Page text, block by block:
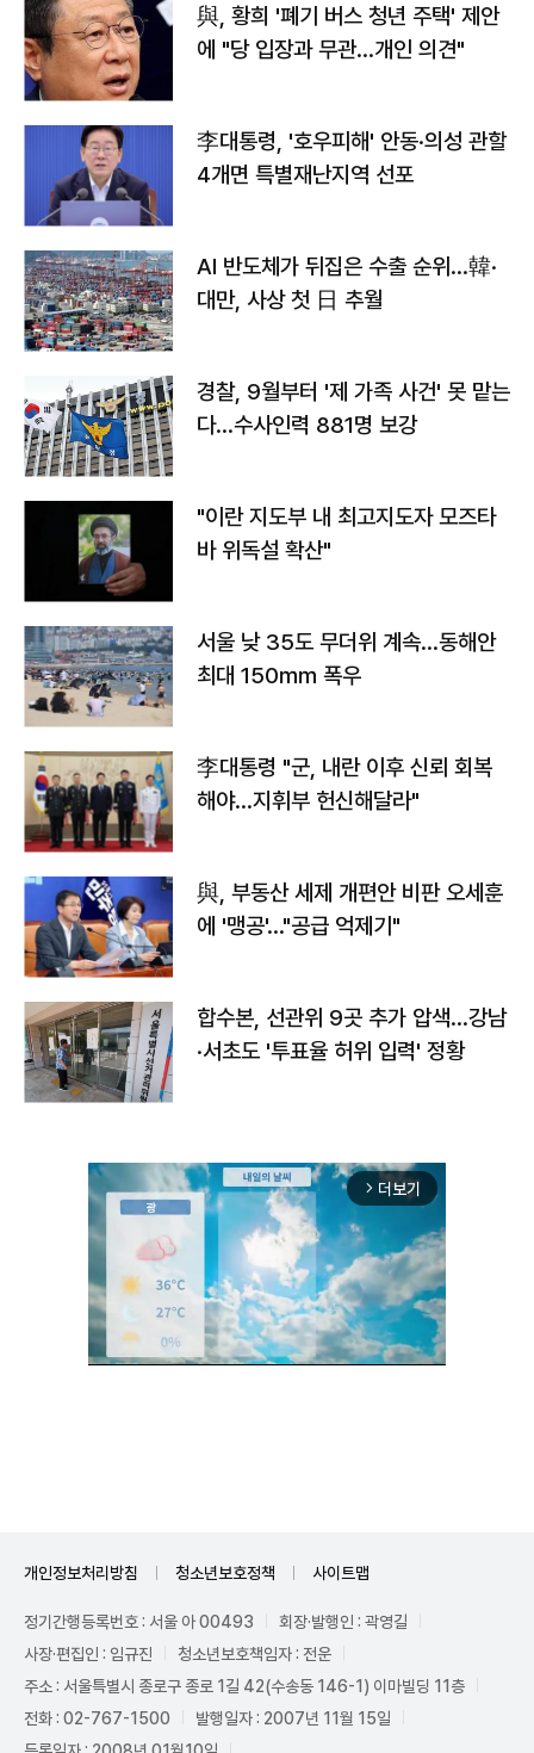
與, 황희 '폐기 버스 청년 주택' 제안
에 "당 입장과 무관…개인 의견"
李대통령, '호우피해' 안동·의성 관할
4개면 특별재난지역 선포
AI 반도체가 뒤집은 수출 순위…韓·
대만, 사상 첫 日 추월
경찰, 9월부터 '제 가족 사건' 못 맡는
다…수사인력 881명 보강
"이란 지도부 내 최고지도자 모즈타
바 위독설 확산"
서울 낮 35도 무더위 계속…동해안
최대 150㎜ 폭우
李대통령 "군, 내란 이후 신뢰 회복
해야…지휘부 헌신해달라"
與, 부동산 세제 개편안 비판 오세훈
에 '맹공'…"공급 억제기"
합수본, 선관위 9곳 추가 압색…강남
·서초도 '투표율 허위 입력' 정황
arrow_forward_ios 더보기
개인정보처리방침 청소년보호정책 사이트맵
정기간행등록번호 : 서울 아 00493
회장·발행인 : 곽영길
사장·편집인 : 임규진
청소년보호책임자 : 전운
주소 : 서울특별시 종로구 종로 1길 42(수송동 146-1) 이마빌딩 11층
전화 : 02-767-1500
발행일자 : 2007년 11월 15일